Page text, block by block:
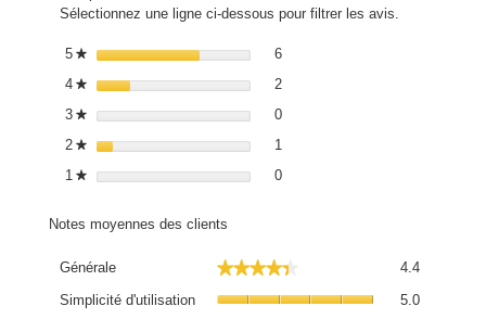
Sélectionnez une ligne ci-dessous pour filtrer les avis.
5 ★étoiles 66 avis avec 5 étoiles.
Sélectionnez pour filtrer les
4 ★étoiles 22 avis avec 4 étoiles.
Sélectionnez pour filtrer les
3 ★étoiles 00 avis avec 3 étoiles.
Sélectionnez pour filtrer les
2 ★étoiles 1
1 ★étoiles 00 avis avec 1 étoile.
Sélectionnez pour filtrer les
Notes moyennes des clients
Générale ★★★★★
★★★★★ 4.4
Simplicité d'utilisation 5.0